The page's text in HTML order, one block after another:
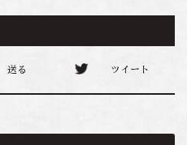
送る ツイート